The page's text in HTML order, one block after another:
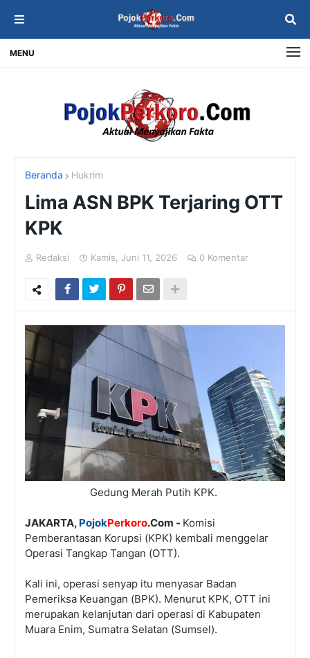
MENU
Beranda Hukrim
Lima ASN BPK Terjaring OTT
KPK
Redaksi Kamis, Juni 11, 2026 0 Komentar
Gedung Merah Putih KPK.
JAKARTA, PojokPerkoro.Com - Komisi
Pemberantasan Korupsi (KPK) kembali menggelar
Operasi Tangkap Tangan (OTT).
Kali ini, operasi senyap itu menyasar Badan
Pemeriksa Keuangan (BPK). Menurut KPK, OTT ini
merupakan kelanjutan dari operasi di Kabupaten
Muara Enim, Sumatra Selatan (Sumsel).